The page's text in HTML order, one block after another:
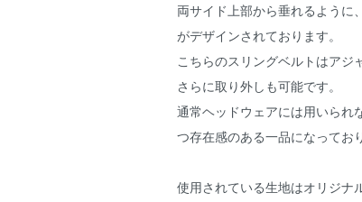
両サイド上部から垂れるように
がデザインされております。
こちらのスリングベルトはアジ
さらに取り外しも可能です。
通常ヘッドウェアには用いられ
つ存在感のある一品になってお
使用されている生地はオリジナ